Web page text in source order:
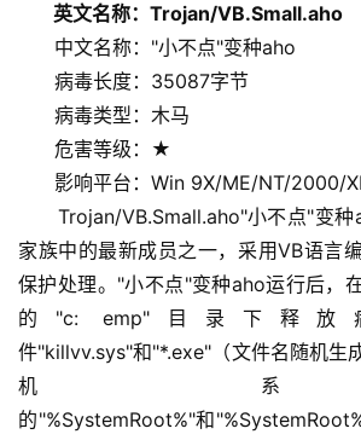
英文名称：Trojan/VB.Small.aho
中文名称："小不点"变种aho
病毒长度：35087字节
病毒类型：木马
危害等级：★
影响平台：Win 9X/ME/NT/2000/
Trojan/VB.Small.aho"小不点"变种
家族中的最新成员之一，采用VB语言
保护处理。"小不点"变种aho运行后，
的"c:	emp"目录下释放病毒组件文
件"killvv.sys"和"*.exe"（文件名随机生
机
的"%SystemRoot%"和